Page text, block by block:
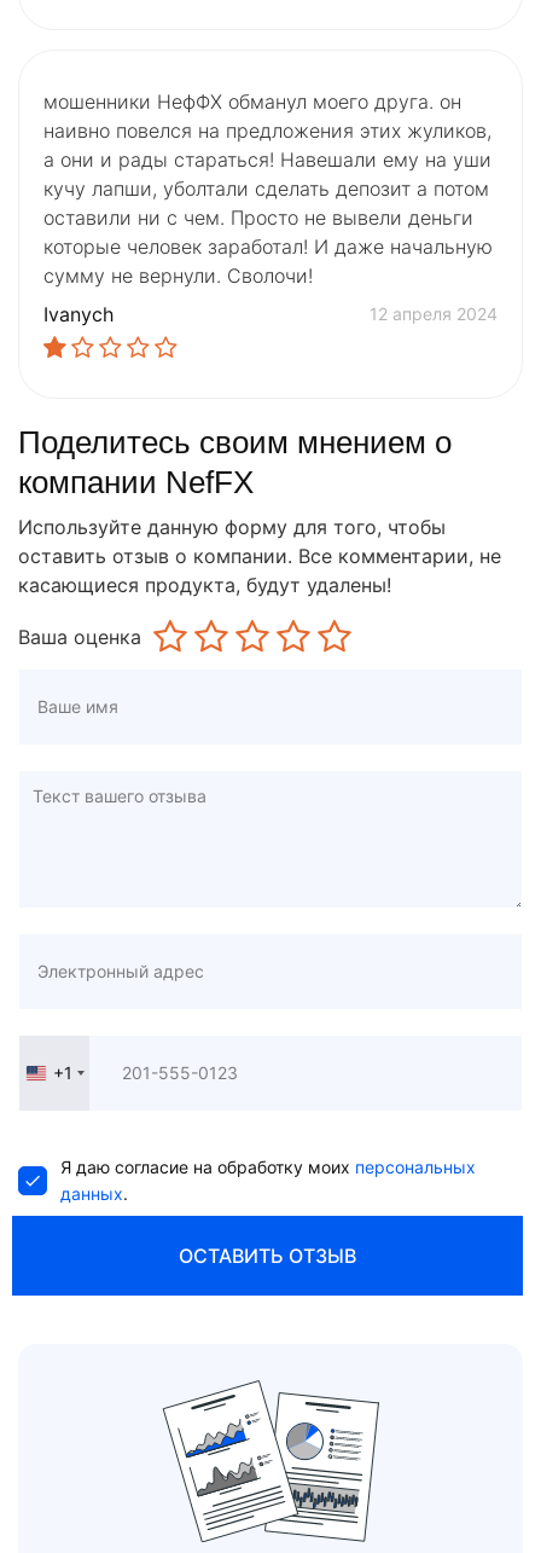
мошенники НефФХ обманул моего друга. он
наивно повелся на предложения этих жуликов,
а они и рады стараться! Навешали ему на уши
кучу лапши, уболтали сделать депозит а потом
оставили ни с чем. Просто не вывели деньги
которые человек заработал! И даже начальную
сумму не вернули. Сволочи!
Ivanych
12 апреля 2024
Поделитесь своим мнением о
компании NefFX
Используйте данную форму для того, чтобы
оставить отзыв о компании. Все комментарии, не
касающиеся продукта, будут удалены!
Ваша оценка
United
+1
Я даю согласие на обработку моих персональных
данных.
ОСТАВИТЬ ОТЗЫВ